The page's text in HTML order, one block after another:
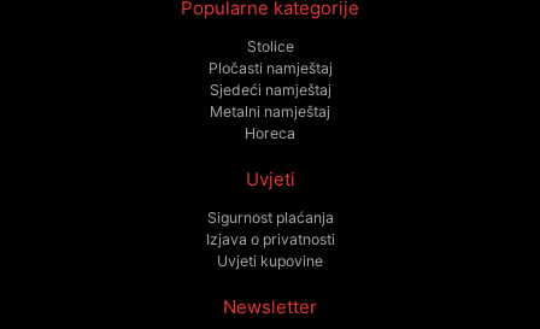
Popularne kategorije
Stolice
Pločasti namještaj
Sjedeći namještaj
Metalni namještaj
Horeca
Uvjeti
Sigurnost plaćanja
Izjava o privatnosti
Uvjeti kupovine
Newsletter